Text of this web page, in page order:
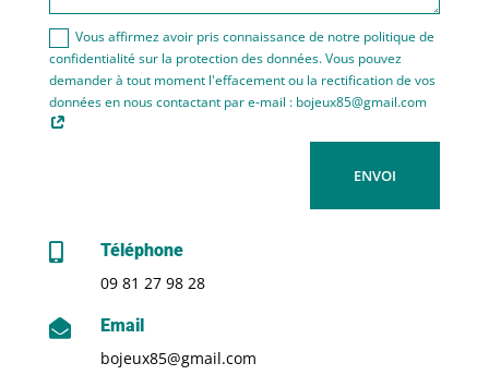
Vous affirmez avoir pris connaissance de notre politique de
confidentialité sur la protection des données. Vous pouvez
demander à tout moment l'effacement ou la rectification de vos
données en nous contactant par e-mail : bojeux85@gmail.com
ENVOI

Téléphone
09 81 27 98 28

Email
bojeux85@gmail.com